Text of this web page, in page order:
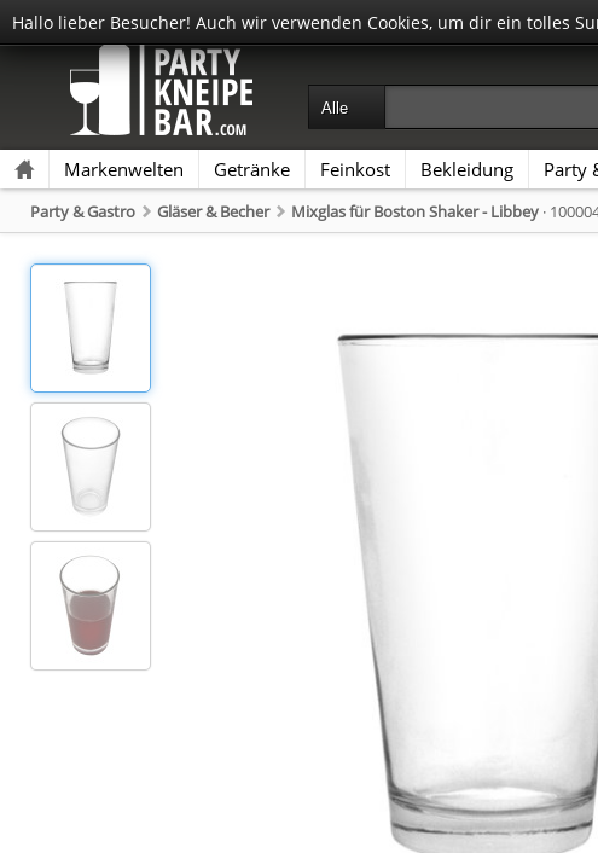
Markenwelten Getränke Feinkost Bekleidung Party
Party & Gastro Gläser & Becher Mixglas für Boston Shaker - Libbey ·
Hallo lieber Besucher! Auch wir verwenden Cookies, um dir ein tolles